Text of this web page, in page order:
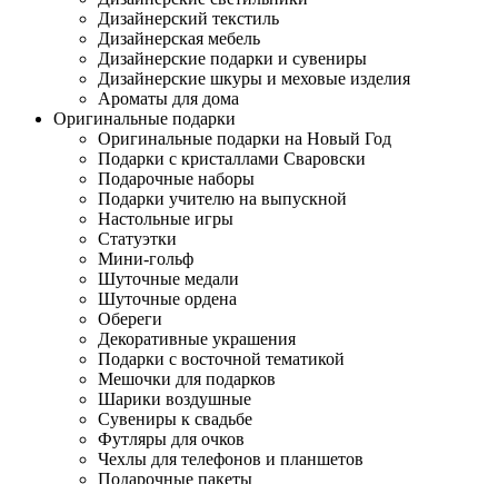
Дизайнерский текстиль
Дизайнерская мебель
Дизайнерские подарки и сувениры
Дизайнерские шкуры и меховые изделия
Ароматы для дома
Оригинальные подарки
Оригинальные подарки на Новый Год
Подарки с кристаллами Сваровски
Подарочные наборы
Подарки учителю на выпускной
Настольные игры
Статуэтки
Мини-гольф
Шуточные медали
Шуточные ордена
Обереги
Декоративные украшения
Подарки с восточной тематикой
Мешочки для подарков
Шарики воздушные
Сувениры к свадьбе
Футляры для очков
Чехлы для телефонов и планшетов
Подарочные пакеты